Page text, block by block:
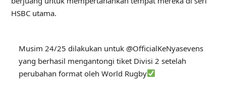
HSBC utama.
Musim 24/25 dilakukan untuk @OfficialKeNyasevens
yang berhasil mengantongi tiket Divisi 2 setelah
perubahan format oleh World Rugby